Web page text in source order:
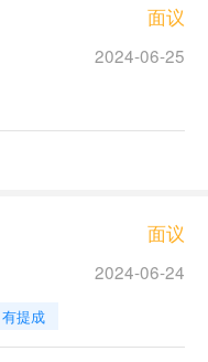
面议
2024-06-25
面议
2024-06-24
有提成